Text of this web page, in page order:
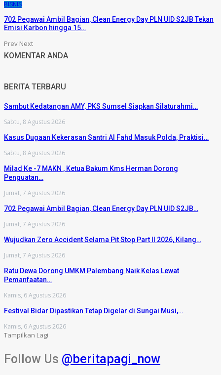
BISNIS
702 Pegawai Ambil Bagian, Clean Energy Day PLN UID S2JB Tekan
Emisi Karbon hingga 15…
Prev Next
KOMENTAR ANDA
BERITA TERBARU
Sambut Kedatangan AMY, PKS Sumsel Siapkan Silaturahmi…
Sabtu, 8 Agustus 2026
Kasus Dugaan Kekerasan Santri Al Fahd Masuk Polda, Praktisi…
Sabtu, 8 Agustus 2026
Milad Ke -7 MAKN , Ketua Bakum Kms Herman Dorong
Penguatan…
Jumat, 7 Agustus 2026
702 Pegawai Ambil Bagian, Clean Energy Day PLN UID S2JB…
Jumat, 7 Agustus 2026
Wujudkan Zero Accident Selama Pit Stop Part II 2026, Kilang…
Jumat, 7 Agustus 2026
Ratu Dewa Dorong UMKM Palembang Naik Kelas Lewat
Pemanfaatan…
Kamis, 6 Agustus 2026
Festival Bidar Dipastikan Tetap Digelar di Sungai Musi,…
Kamis, 6 Agustus 2026
Tampilkan Lagi
Follow Us @beritapagi_now